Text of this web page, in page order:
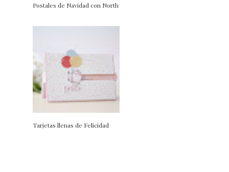
Postales de Navidad con North
Tarjetas llenas de Felicidad